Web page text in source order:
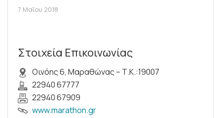
7 Μαΐου 2018
Στοιχεία Επικοινωνίας
Oινόης 6, Μαραθώνας – Τ.Κ.:19007
22940 67777
22940 67909
www.marathon.gr